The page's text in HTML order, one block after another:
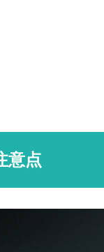
意点